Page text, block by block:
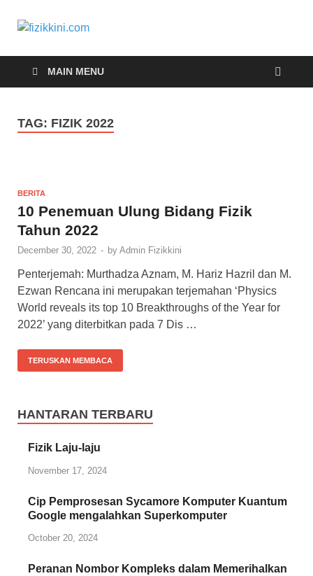
fizikkini.com
MAIN MENU
TAG: FIZIK 2022
BERITA
10 Penemuan Ulung Bidang Fizik
Tahun 2022
December 30, 2022 - by Admin Fizikkini
Penterjemah: Murthadza Aznam, M. Hariz Hazril dan M.
Ezwan Rencana ini merupakan terjemahan ‘Physics
World reveals its top 10 Breakthroughs of the Year for
2022’ yang diterbitkan pada 7 Dis …
TERUSKAN MEMBACA
HANTARAN TERBARU
Fizik Laju-laju
November 17, 2024
Cip Pemprosesan Sycamore Komputer Kuantum
Google mengalahkan Superkomputer
October 20, 2024
Peranan Nombor Kompleks dalam Memerihalkan